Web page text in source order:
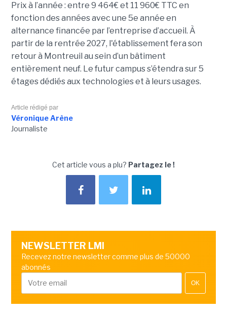
Prix à l’année : entre 9 464€ et 11 960€ TTC en
fonction des années avec une 5e année en
alternance financée par l’entreprise d’accueil. À
partir de la rentrée 2027, l'établissement fera son
retour à Montreuil au sein d’un bâtiment
entièrement neuf. Le futur campus s’étendra sur 5
étages dédiés aux technologies et à leurs usages.
Article rédigé par
Véronique Arène
Journaliste
Cet article vous a plu? Partagez le !
NEWSLETTER LMI
Recevez notre newsletter comme plus de 50000
abonnés
OK